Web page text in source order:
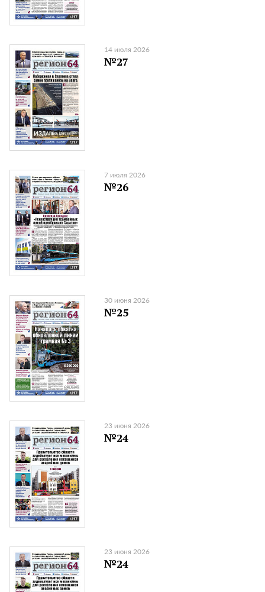
14 июля 2026
№27
7 июля 2026
№26
30 июня 2026
№25
23 июня 2026
№24
23 июня 2026
№24